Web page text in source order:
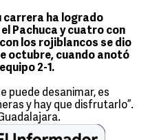
carrera ha logrado
Pachuca y cuatro con
los rojiblancos se dio
octubre, cuando anotó
2-1.
puede desanimar, es
y hay que disfrutarlo”.